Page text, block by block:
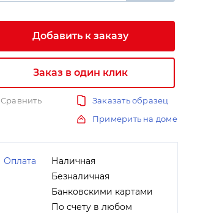
Добавить к заказу
Заказ в один клик
Сравнить
Заказать образец
Примерить на доме
Оплата
Наличная
Безналичная
Банковскими картами
По счету в любом